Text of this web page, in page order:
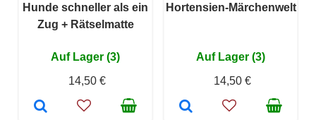
Hunde schneller als ein
Zug + Rätselmatte
Auf Lager (3)
14,50 €
Hortensien-Märchenwelt
Auf Lager (3)
14,50 €